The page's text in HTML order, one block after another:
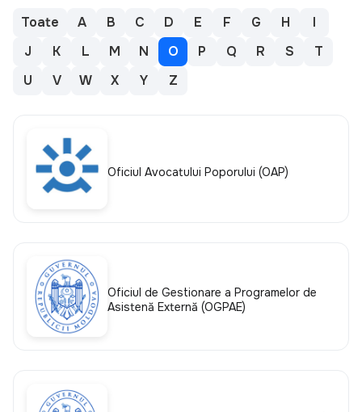
Toate A B C D E F G H
I
J
K L M N O P Q R S
T
U
V W X Y Z
Oficiul Avocatului Poporului (OAP)
Oficiul de Gestionare a Programelor de
Asistență Externă (OGPAE)